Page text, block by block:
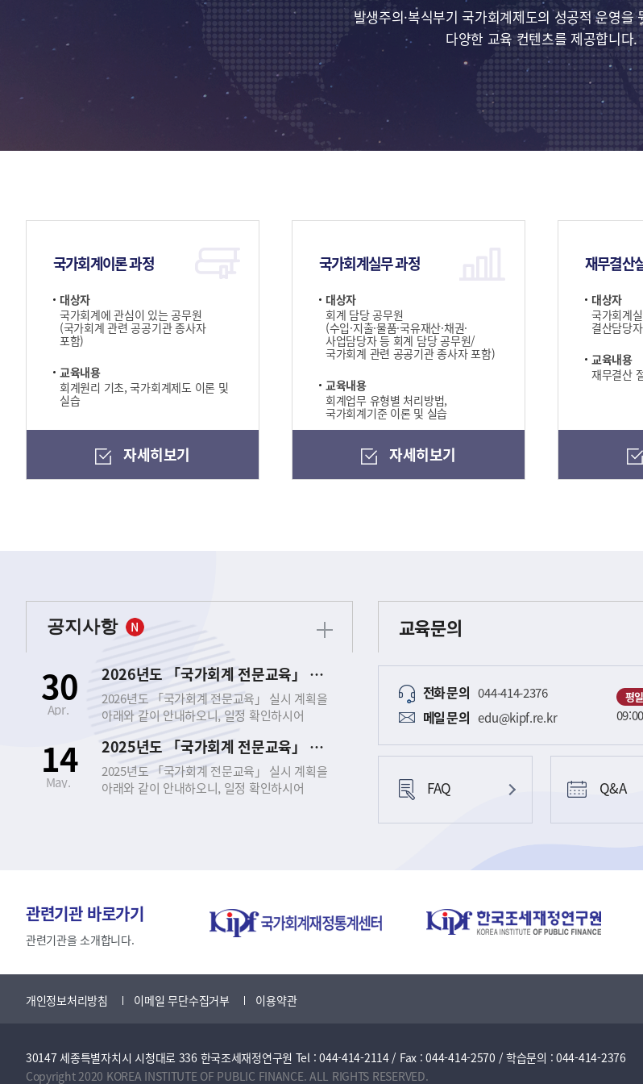
발생주의·복식부기 국가회계제도의 성공적 운영을
다양한 교육 컨텐츠를 제공합니다.
국가회계이론 과정
대상자
국가회계에 관심이 있는 공무원
(국가회계 관련 공공기관 종사자
포함)
교육내용
회계원리 기초, 국가회계제도 이론 및
실습
자세히보기
국가회계실무 과정
대상자
회계 담당 공무원
(수입·지출·물품·국유재산·채권·
사업담당자 등 회계 담당 공무원/
국가회계 관련 공공기관 종사자 포함)
교육내용
회계업무 유형별 처리방법,
국가회계기준 이론 및 실습
자세히보기
재무결산
대상자
국가회계
결산담당자
교육내용
재무결산
공지사항
2026년도 「국가회계 전문교육」 실시 안내
2026년도 「국가회계 전문교육」 실시 계획을
아래와 같이 안내하오니, 일정 확인하시어
｢국가회계 전문교육｣이란? ○ 공무원과 공공기관
종사자를 대상으로 회계에 대한 기초지식을
제공하고, 정부의 발생주의･복식부기
국가회계제도에 대한 이해와 실무능력 향상을
재무결산실무 과정 ○ 국가회계의 활용 과정 2.
교육 과정 소개 구분 및 과정 국가회계이론
사업담당자 (공공기관) 재무결산 담당 공무원
중급 중급~고급 목 표 기본적이고 필수적인
국가회계지식 함양 회계업무 담당자의
30
Apr.
2025년도 「국가회계 전문교육」 실시 안내
2025년도 「국가회계 전문교육」 실시 계획을
아래와 같이 안내하오니, 일정 확인하시어
교육 ○ 근거 법령 ▪ 국가회계법 제27조
(회계관계공무원 등의 교육) ▪ 국가회계법시행령
제8조(회계관계공무원 등에 대한 교육 실시) □
과정(수입･지출/국유･물품･사업) ○
교육 과정 소개 구분 및 과정 국가회계이론
관심이 있는 공무원 (공공기관) 회계 담당 공무원/
사업담당자 (공공기관) 재무결산 담당 공무원
14
May.
교육문의
전화문의 044-414-2376
메일문의 edu@kipf.re.kr
평일
FAQ Q&A
관련기관 바로가기
관련기관을 소개합니다.
개인정보처리방침 이메일 무단수집거부 이용약관
30147 세종특별자치시 시청대로 336 한국조세재정연구원 Tel : 044-414-2114 / Fax : 044-414-2570 / 학습문의 : 044-414-2376
Copyright 2020 KOREA INSTITUTE OF PUBLIC FINANCE. ALL RIGHTS RESERVED.